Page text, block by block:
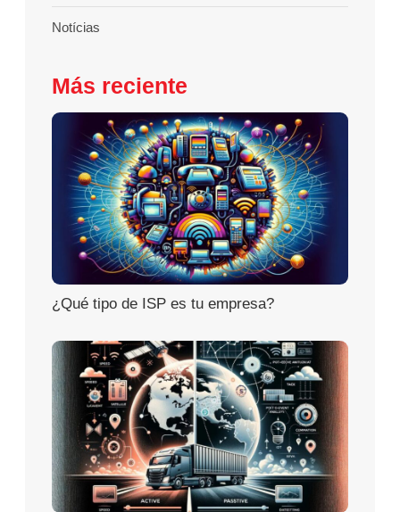
Notícias
Más reciente
¿Qué tipo de ISP es tu empresa?